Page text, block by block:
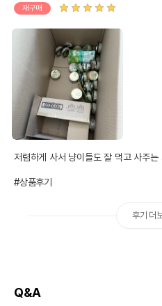
재구매
저렴하게 사서 냥이들도 잘 먹고 사주는
#상품후기
후기 더
Q&A